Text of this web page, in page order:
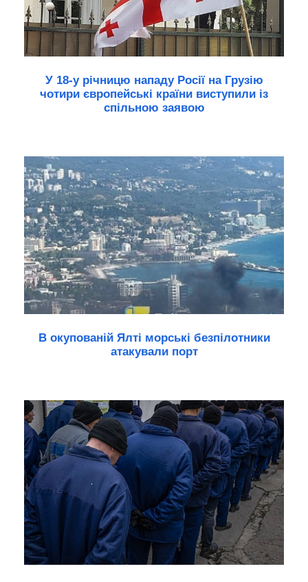
У 18-у річницю нападу Росії на Грузію
чотири європейські країни виступили із
спільною заявою
В окупованій Ялті морські безпілотники
атакували порт